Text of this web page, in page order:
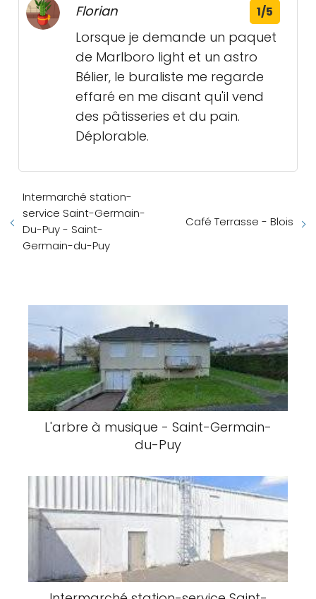
Florian 1/5
Lorsque je demande un paquet
de Marlboro light et un astro
Bélier, le buraliste me regarde
effaré en me disant qu'il vend
des pâtisseries et du pain.
Déplorable.
Intermarché station-
service Saint-Germain-
Du-Puy - Saint-
Germain-du-Puy
Café Terrasse - Blois
L'arbre à musique - Saint-Germain-
du-Puy